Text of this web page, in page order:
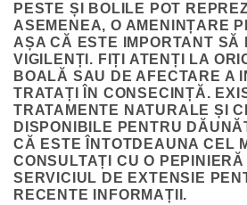
PESTE ȘI BOLILE POT
ASEMENEA, O AMENINȚARE
AȘA CĂ ESTE IMPORTANT SĂ
VIGILENȚI. FIȚI ATENȚI LA
BOALĂ SAU DE AFECTARE A
TRATAȚI ÎN CONSECINȚĂ.
TRATAMENTE NATURALE ȘI
DISPONIBILE PENTRU
CĂ ESTE ÎNTOTDEAUNA CEL
CONSULTAȚI CU O
SERVICIUL DE EXTENSIE
RECENTE INFORMAȚII.